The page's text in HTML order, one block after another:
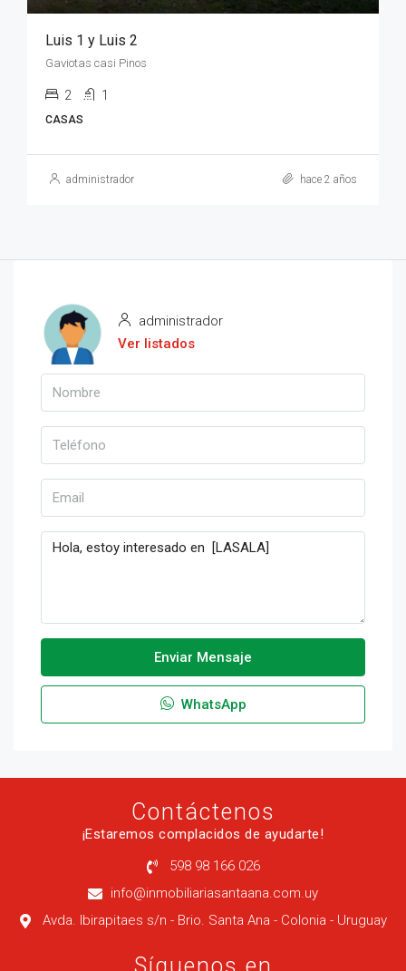
Luis 1 y Luis 2
Gaviotas casi Pinos
2 1
CASAS
administrador hace 2 años
administrador
Ver listados
Enviar Mensaje
WhatsApp
Contáctenos
¡Estaremos complacidos de ayudarte!
598 98 166 026
info@inmobiliariasantaana.com.uy
Avda. Ibirapitaes s/n - Brio. Santa Ana - Colonia - Uruguay